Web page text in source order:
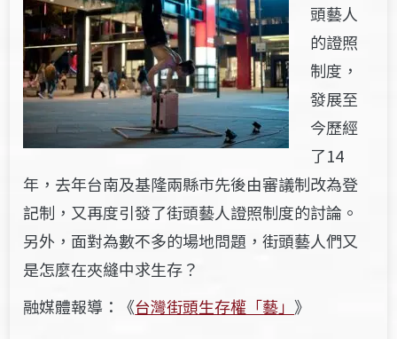
頭藝人
的證照
制度，
發展至
今歷經
了14
年，去年台南及基隆兩縣市先後由審議制改為登
記制，又再度引發了街頭藝人證照制度的討論。
另外，面對為數不多的場地問題，街頭藝人們又
是怎麼在夾縫中求生存？
融媒體報導：《台灣街頭生存權「藝」》